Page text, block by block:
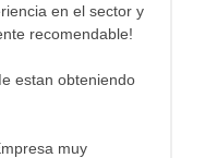
en el sector y
recomendable!
estan obteniendo
muy